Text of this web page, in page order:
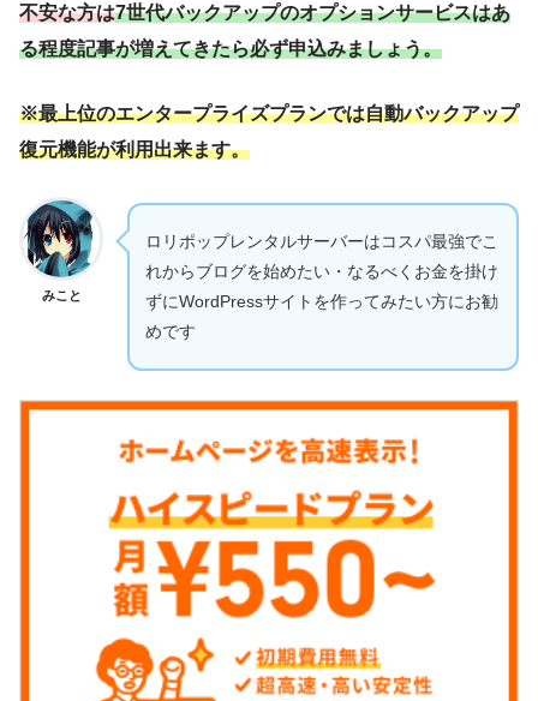
不安な方は7世代バックアップのオプションサービスはあ
る程度記事が増えてきたら必ず申込みましょう。
※最上位のエンタープライズプランでは自動バックアップ
復元機能が利用出来ます。
みこと
ロリポップレンタルサーバーはコスパ最強でこ
れからブログを始めたい・なるべくお金を掛け
ずにWordPressサイトを作ってみたい方にお勧
めです